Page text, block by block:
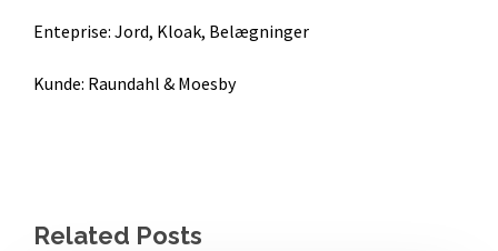
Enteprise: Jord, Kloak, Belægninger
Kunde: Raundahl & Moesby
Related Posts